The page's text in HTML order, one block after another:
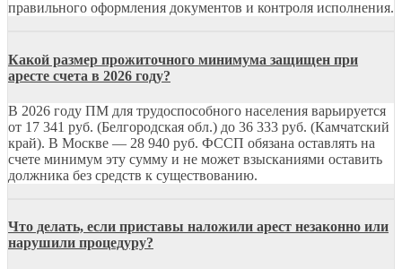
правильного оформления документов и контроля исполнения.
Какой размер прожиточного минимума защищен при
аресте счета в 2026 году?
В 2026 году ПМ для трудоспособного населения варьируется
от 17 341 руб. (Белгородская обл.) до 36 333 руб. (Камчатский
край). В Москве — 28 940 руб. ФССП обязана оставлять на
счете минимум эту сумму и не может взысканиями оставить
должника без средств к существованию.
Что делать, если приставы наложили арест незаконно или
нарушили процедуру?